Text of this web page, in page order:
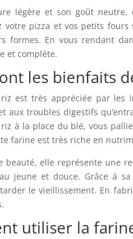
légère et son goût
votre pizza et vos petits
formes. En vous rendant
et complète.
les bienfaits
est très appréciée par les
aux troubles digestifs
à la place du blé, vous
farine est très riche en
beauté, elle représente une
jeune et douce. Grâce à
le vieillissement. En
utiliser la